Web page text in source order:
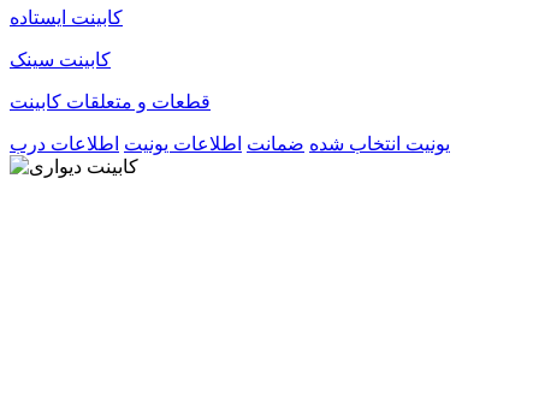
کابینت ایستاده
کابینت سینک
قطعات و متعلقات کابینت
یونیت انتخاب شده ضمانت اطلاعات یونیت اطلاعات درب